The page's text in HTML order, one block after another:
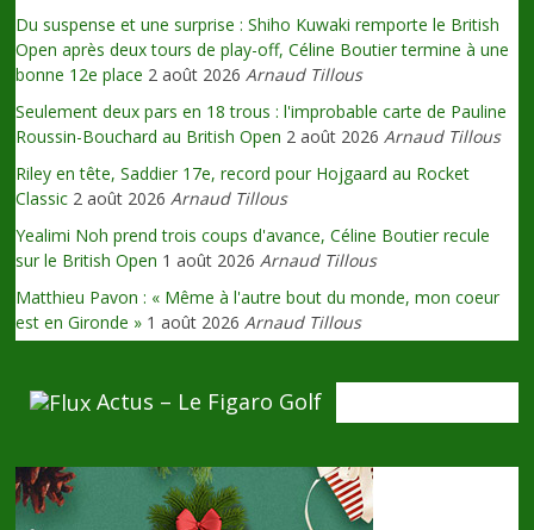
Du suspense et une surprise : Shiho Kuwaki remporte le British
Open après deux tours de play-off, Céline Boutier termine à une
bonne 12e place 2 août 2026 Arnaud Tillous
Seulement deux pars en 18 trous : l'improbable carte de Pauline
Roussin-Bouchard au British Open 2 août 2026 Arnaud Tillous
Riley en tête, Saddier 17e, record pour Hojgaard au Rocket
Classic 2 août 2026 Arnaud Tillous
Yealimi Noh prend trois coups d'avance, Céline Boutier recule
sur le British Open 1 août 2026 Arnaud Tillous
Matthieu Pavon : « Même à l'autre bout du monde, mon coeur
est en Gironde » 1 août 2026 Arnaud Tillous
Actus – Le Figaro Golf